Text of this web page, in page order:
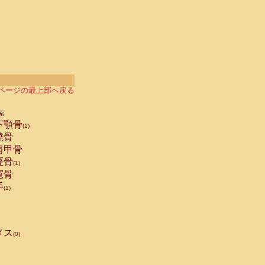
ージの最上部へ戻る
顎骨(1)
骨
甲骨
骨(1)
骨
(1)
ス(0)